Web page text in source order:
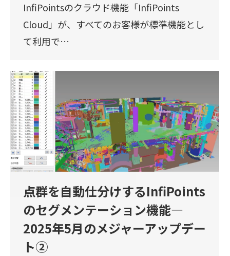
InfiPointsのクラウド機能「InfiPoints
Cloud」が、すべてのお客様が標準機能とし
て利用で…
点群を自動仕分けするInfiPoints
のセグメンテーション機能―
2025年5月のメジャーアップデー
ト②